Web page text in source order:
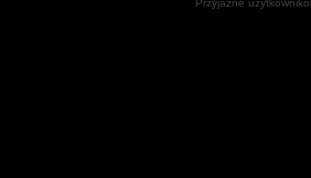
Przyjazne